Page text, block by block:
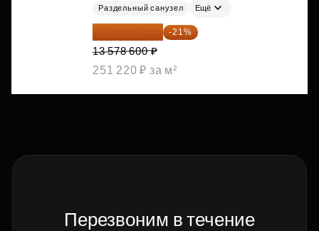
Раздельный санузел Ещё
10 727 094 ₽ -21%
13 578 600 ₽
251 220 ₽ за м²
Перезвоним в течение